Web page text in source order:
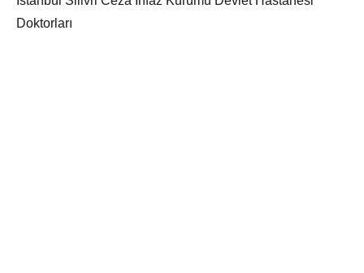
Doktorları